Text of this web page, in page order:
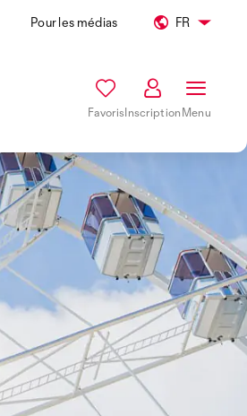
Pour les médias FR
FavorisInscriptionMenu